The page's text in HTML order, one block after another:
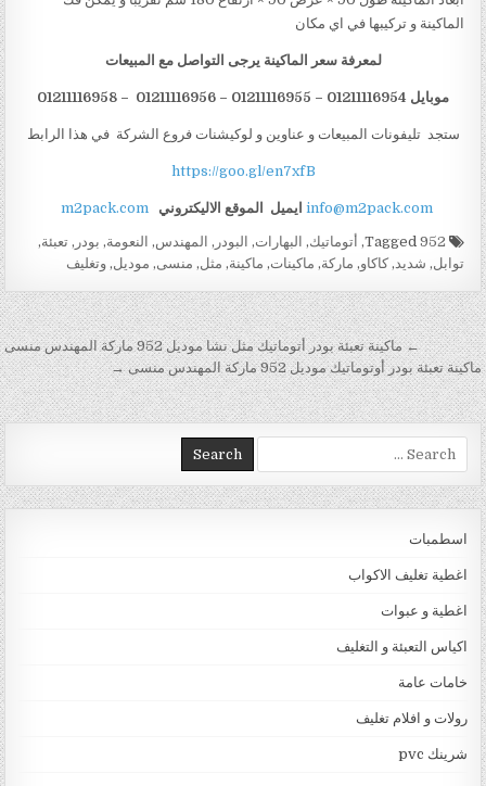
الماكينة و تركيبها في اي مكان
لمعرفة سعر الماكينة يرجى التواصل مع المبيعات
موبايل 01211116954 – 01211116955 – 01211116956 – 01211116958
ستجد تليفونات المبيعات و عناوين و لوكيشنات فروع الشركة في هذا الرابط
https://goo.gl/en7xfB
info@m2pack.com ايميل الموقع الاليكتروني m2pack.com
952
, أتوماتيك, البهارات, البودر , المهندس, النعومة, بودر ,تعبئة,
توابل, شديد,كاكاو, ماركة, ماكينات, ماكينة, مثل, منسى, موديل,وتغليف
تصفّح المقالات
← ماكينة تعبئة بودر أتوماتيك مثل نشا موديل 952 ماركة المهندس منسى
ماكينة تعبئة بودر أوتوماتيك موديل 952 ماركة المهندس منسى →
Search for:
اسطمبات
اغطية تغليف الاكواب
اغطية و عبوات
اكياس التعبئة و التغليف
خامات عامة
رولات و افلام تغليف
شرينك pvc